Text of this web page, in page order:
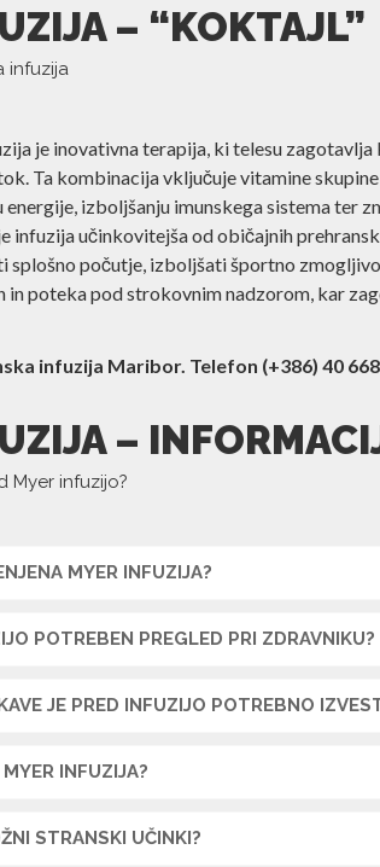
– “KOKTAJL”
je inovativna terapija, ki telesu zagotavlja
Ta kombinacija vključuje vitamine skupine
izboljšanju imunskega sistema ter
infuzija učinkovitejša od običajnih
splošno počutje, izboljšati športno
in poteka pod strokovnim nadzorom, kar
infuzija Maribor. Telefon (+386) 40 668
–
infuzijo?
MYER INFUZIJA?
POTREBEN PREGLED PRI ZDRAVNIKU?
JE PRED INFUZIJO POTREBNO
INFUZIJA?
STRANSKI UČINKI?